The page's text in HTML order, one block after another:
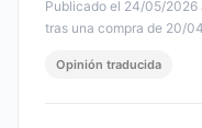
Publicado el 24/05/2026
tras una compra de 20/
Opinión traducida